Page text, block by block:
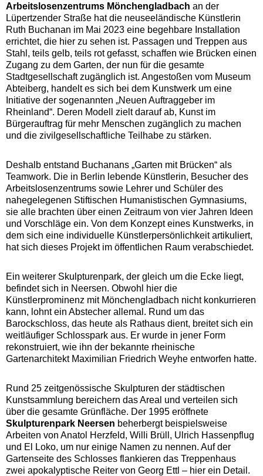
Arbeitslosenzentrums Mönchengladbach an der
Lüpertzender Straße hat die neuseeländische Künstlerin
Ruth Buchanan im Mai 2023 eine begehbare Installation
errichtet, die hier zu sehen ist. Passagen und Treppen aus
Stahl, teils gelb, teils rot gefasst, schaffen wie Brücken einen
Zugang zu dem Garten, der nun für die gesamte
Stadtgesellschaft zugänglich ist. Angestoßen vom Museum
Abteiberg, handelt es sich bei dem Kunstwerk um eine
Initiative der sogenannten „Neuen Auftraggeber im
Rheinland“. Deren Modell zielt darauf ab, Kunst im
Bürgerauftrag für mehr Menschen zugänglich zu machen
und die zivilgesellschaftliche Teilhabe zu stärken.
Deshalb entstand Buchanans „Garten mit Brücken“ als
Teamwork. Die in Berlin lebende Künstlerin, Besucher des
Arbeitslosenzentrums sowie Lehrer und Schüler des
nahegelegenen Stiftischen Humanistischen Gymnasiums,
sie alle brachten über einen Zeitraum von vier Jahren Ideen
und Vorschläge ein. Von dem Konzept eines Kunstwerks, in
dem sich eine individuelle Künstlerpersönlichkeit artikuliert,
hat sich dieses Projekt im öffentlichen Raum verabschiedet.
Ein weiterer Skulpturenpark, der gleich um die Ecke liegt,
befindet sich in Neersen. Obwohl hier die
Künstlerprominenz mit Mönchengladbach nicht konkurrieren
kann, lohnt ein Abstecher allemal. Rund um das
Barockschloss, das heute als Rathaus dient, breitet sich ein
weitläufiger Schlosspark aus. Er wurde in jener Form
rekonstruiert, wie ihn der bekannte rheinische
Gartenarchitekt Maximilian Friedrich Weyhe entworfen hatte.
Rund 25 zeitgenössische Skulpturen der städtischen
Kunstsammlung bereichern das Areal und verteilen sich
über die gesamte Grünfläche. Der 1995 eröffnete
Skulpturenpark Neersen beherbergt beispielsweise
Arbeiten von Anatol Herzfeld, Willi Brüll, Ulrich Hassenpflug
und El Loko, um nur einige Namen zu nennen. Auf der
Gartenseite des Schlosses flankieren das Treppenhaus
zwei apokalyptische Reiter von Georg Ettl – hier ein Detail.